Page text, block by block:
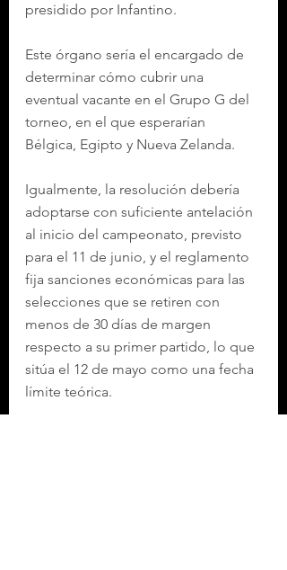
presidido por Infantino.
Este órgano sería el encargado de
determinar cómo cubrir una
eventual vacante en el Grupo G del
torneo, en el que esperarían
Bélgica, Egipto y Nueva Zelanda.
Igualmente, la resolución debería
adoptarse con suficiente antelación
al inicio del campeonato, previsto
para el 11 de junio, y el reglamento
fija sanciones económicas para las
selecciones que se retiren con
menos de 30 días de margen
respecto a su primer partido, lo que
sitúa el 12 de mayo como una fecha
límite teórica.